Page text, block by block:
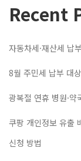
Recent
자동차세·재산세 납
8월 주민세 납부 대
광복절 연휴 병원·
쿠팡 개인정보 유출
신청 방법